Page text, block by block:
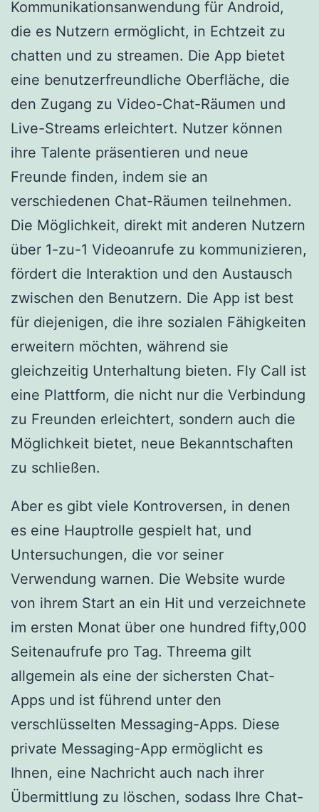
Kommunikationsanwendung für Android,
die es Nutzern ermöglicht, in Echtzeit zu
chatten und zu streamen. Die App bietet
eine benutzerfreundliche Oberfläche, die
den Zugang zu Video-Chat-Räumen und
Live-Streams erleichtert. Nutzer können
ihre Talente präsentieren und neue
Freunde finden, indem sie an
verschiedenen Chat-Räumen teilnehmen.
Die Möglichkeit, direkt mit anderen Nutzern
über 1-zu-1 Videoanrufe zu kommunizieren,
fördert die Interaktion und den Austausch
zwischen den Benutzern. Die App ist best
für diejenigen, die ihre sozialen Fähigkeiten
erweitern möchten, während sie
gleichzeitig Unterhaltung bieten. Fly Call ist
eine Plattform, die nicht nur die Verbindung
zu Freunden erleichtert, sondern auch die
Möglichkeit bietet, neue Bekanntschaften
zu schließen.
Aber es gibt viele Kontroversen, in denen
es eine Hauptrolle gespielt hat, und
Untersuchungen, die vor seiner
Verwendung warnen. Die Website wurde
von ihrem Start an ein Hit und verzeichnete
im ersten Monat über one hundred fifty,000
Seitenaufrufe pro Tag. Threema gilt
allgemein als eine der sichersten Chat-
Apps und ist führend unter den
verschlüsselten Messaging-Apps. Diese
private Messaging-App ermöglicht es
Ihnen, eine Nachricht auch nach ihrer
Übermittlung zu löschen, sodass Ihre Chat-